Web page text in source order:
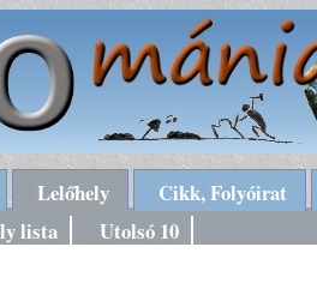
Lelőhely
Cikk, Folyóirat
lista Utolsó 10